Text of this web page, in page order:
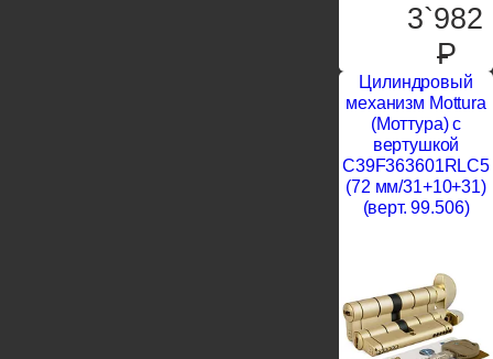
3`982
P
Цилиндровый
механизм Mottura
(Моттура) с
вертушкой
C39F363601RLC5
(72 мм/31+10+31)
(верт. 99.506)